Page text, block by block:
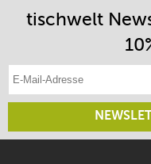
tischwelt